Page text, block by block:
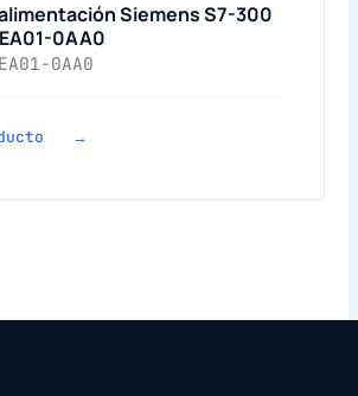
Siemens S7-300
0AA0
0AA0
→